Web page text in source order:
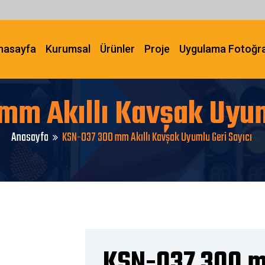
Kurumsal Ürünler Proje Uygulama
Akıllı Kavşak
Anasayfa KSN-037 300 mm Akıllı Kavşak Uyumlu Geri Sayıcı